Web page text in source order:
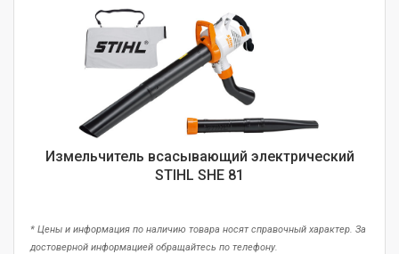
Измельчитель всасывающий электрический
STIHL SHE 81
* Цены и информация по наличию товара носят справочный характер. За
достоверной информацией обращайтесь по телефону.